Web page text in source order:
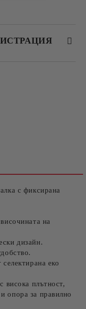
с фиксирана
на
дизайн.
еко
висока плътност,
опора за правилно